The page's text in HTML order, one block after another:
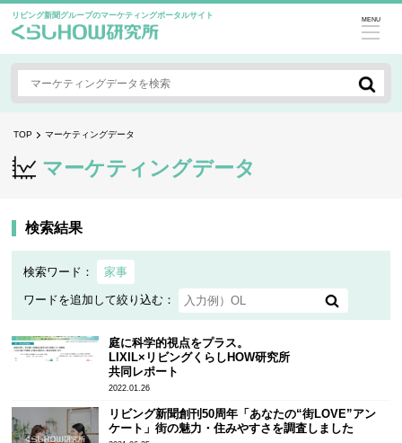
リビング新聞グループのマーケティングポータルサイト MENU
TOP マーケティングデータ
マーケティングデータ
検索結果
検索ワード： 家事
ワードを追加して絞り込む：
庭に科学的視点をプラス。
LIXIL×リビングくらしHOW研究所
共同レポート
2022.01.26
リビング新聞創刊50周年「あなたの“街LOVE”アン
ケート」街の魅力・住みやすさを調査しました